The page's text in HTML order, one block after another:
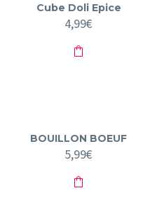
Cube Doli Epice
4,99€
BOUILLON BOEUF
5,99€